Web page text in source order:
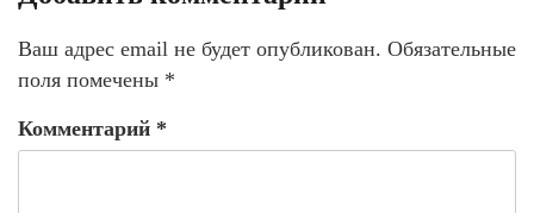
Ваш адрес email не будет опубликован. Обязательные
поля помечены *
Комментарий *